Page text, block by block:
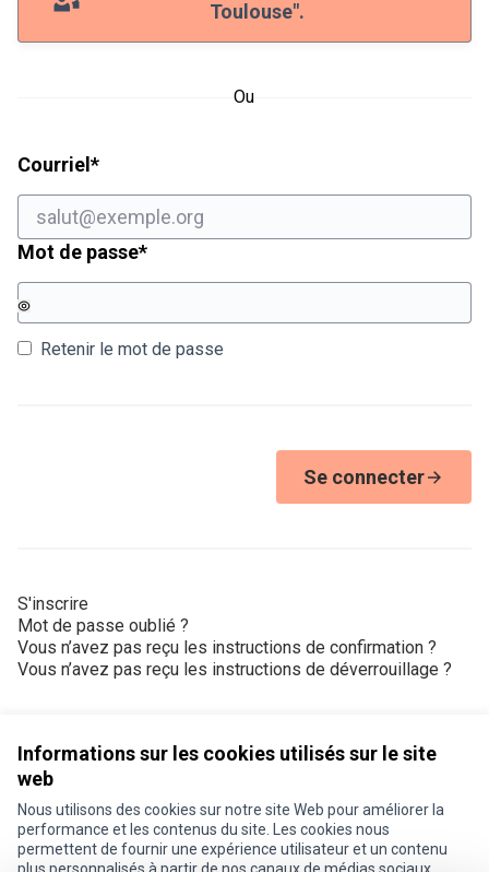
Informations sur les cookies utilisés sur le site
web
Nous utilisons des cookies sur notre site Web pour améliorer la
performance et les contenus du site. Les cookies nous
permettent de fournir une expérience utilisateur et un contenu
Toulouse".
Ou
Courriel *Champ obligatoire
Mot de passe*Champ obligatoire
Retenir le mot de passe
Se connecter
S'inscrire
Mot de passe oublié ?
Vous n’avez pas reçu les instructions de confirmation ?
Vous n’avez pas reçu les instructions de déverrouillage ?
Conditions d'utilisation
Paramètres des cookies
Je participe ! sur X
Je participe ! sur Facebook
Je participe ! sur Instagram